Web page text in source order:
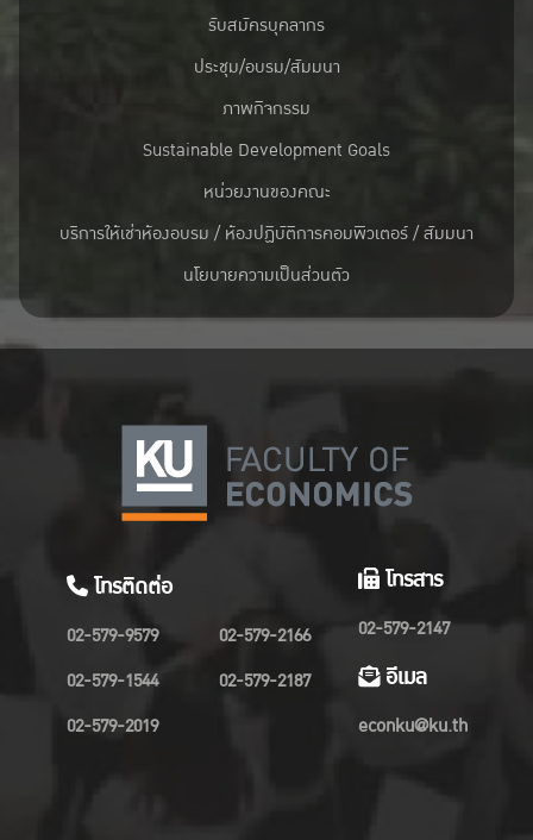
รับสมัครบุคลากร
ประชุม/อบรม/สัมมนา
ภาพกิจกรรม
Sustainable Development Goals
หน่วยงานของคณะ
บริการให้เช่าห้องอบรม / ห้องปฏิบัติการคอมพิวเตอร์ / สัมมนา
นโยบายความเป็นส่วนตัว
โทรติดต่อ
02-579-9579
02-579-1544
02-579-2019
02-579-2166
02-579-2187
โทรสาร
02-579-2147
อีเมล
econku@ku.th